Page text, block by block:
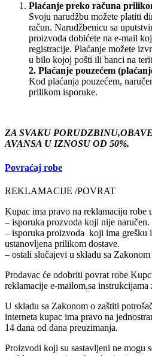
Plaćanje preko računa
Svoju narudžbu možete platiti
račun. Narudžbenicu sa
proizvoda dobićete na e-mail
registracije. Plaćanje možete
u bilo kojoj pošti ili banci na
2. Plaćanje pouzećem
Kod plaćanja pouzećem,
prilikom isporuke.
ZA SVAKU
AVANSA U IZNOSU OD 50%.
Povraćaj robe
REKLAMACIJE /POVRAT
Kupac ima pravo na reklamaciju robe
– isporuka prozvoda koji nije naručen.
– isporuka proizvoda koji ima grešku
ustanovljena prilikom dostave.
– ostali slučajevi u skladu sa Zakonom
Prodavac će odobriti povrat robe
reklamacije e-mailom,sa instrukcijama
U skladu sa Zakonom o zaštiti
interneta kupac ima pravo na
14 dana od dana preuzimanja.
Proizvodi koji su sastavljeni ne mogu